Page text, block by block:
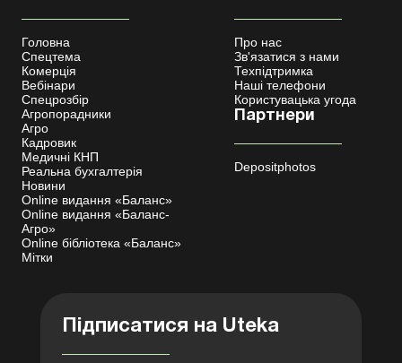
Головна
Спецтема
Комерція
Вебінари
Спецрозбір
Агропорадники
Агро
Кадровик
Медичні КНП
Реальна бухгалтерія
Новини
Online видання «Баланс»
Online видання «Баланс-
Агро»
Online бібліотека «Баланс»
Мітки
Про нас
Зв'язатися з нами
Техпідтримка
Наші телефони
Користувацька угода
Партнери
Depositphotos
Підписатися на Uteka